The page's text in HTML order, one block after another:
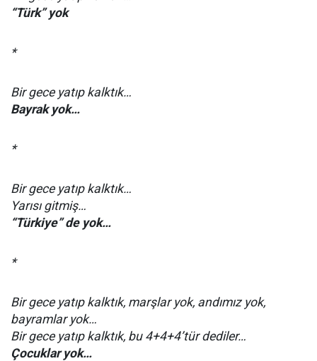
“Türk” yok
*
Bir gece yatıp kalktık…
Bayrak yok…
*
Bir gece yatıp kalktık…
Yarısı gitmiş…
“Türkiye” de yok…
*
Bir gece yatıp kalktık, marşlar yok, andımız yok,
bayramlar yok…
Bir gece yatıp kalktık, bu 4+4+4’tür dediler…
Çocuklar yok…